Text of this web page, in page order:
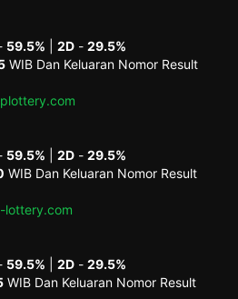
59.5% 2D - 29.5%
WIB Dan Keluaran Nomor Result
59.5% 2D - 29.5%
WIB Dan Keluaran Nomor Result
lottery.com
59.5% 2D - 29.5%
WIB Dan Keluaran Nomor Result